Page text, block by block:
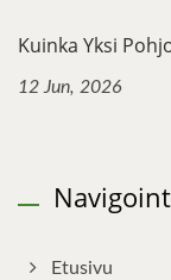
Kuinka Yksi
12 Jun, 2026
Etusivu